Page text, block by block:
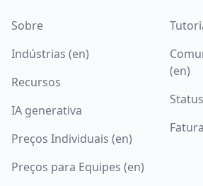
Sobre
Indústrias (en)
Recursos
IA generativa
Preços Individuais (en)
Preços para Equipes (en)
(en)